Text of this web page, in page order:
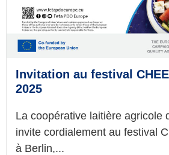
Invitation au festival
2025
La coopérative laitière agricole
invite cordialement au festival
à Berlin,...